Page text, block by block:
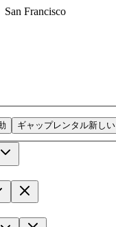
Francisco
ギャップレンタル新しい